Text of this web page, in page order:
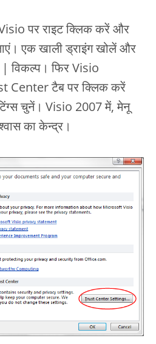
पर राइट क्लिक करें और
एक खाली ड्राइंग खोलें और
विकल्प। फिर Visio
Center टैब पर क्लिक करें
चुनें। Visio 2007 में, मेनू
का केन्द्र।